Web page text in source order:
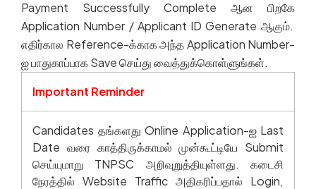
Payment Successfully Complete ஆன
பிறகே
Application Number / Applicant ID Generate ஆகும்.
எதிர்கால Reference-க்காகஅந்தApplication Number-
ஐபாதுகாப்பாகSaveசெய்துவைத்துக்கொள்ளுங்கள்.
Important Reminder
Candidates தங்களது Online Application-ஐLast
Date வரை காத்திருக்காமல் முன்கூட்டியே Submit
செய்யுமாறு TNPSC அறிவுறுத்தியுள்ளது.கடைசி
நேரத்தில் Website Trafficஅதிகரிப்பதால் Login,